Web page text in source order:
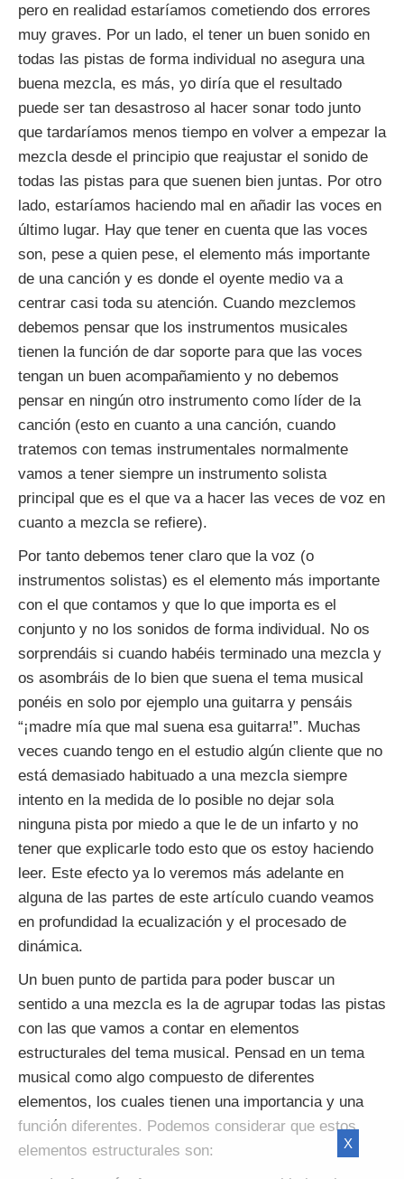
pero en realidad estaríamos cometiendo dos errores
muy graves. Por un lado, el tener un buen sonido en
todas las pistas de forma individual no asegura una
buena mezcla, es más, yo diría que el resultado
puede ser tan desastroso al hacer sonar todo junto
que tardaríamos menos tiempo en volver a empezar la
mezcla desde el principio que reajustar el sonido de
todas las pistas para que suenen bien juntas. Por otro
lado, estaríamos haciendo mal en añadir las voces en
último lugar. Hay que tener en cuenta que las voces
son, pese a quien pese, el elemento más importante
de una canción y es donde el oyente medio va a
centrar casi toda su atención. Cuando mezclemos
debemos pensar que los instrumentos musicales
tienen la función de dar soporte para que las voces
tengan un buen acompañamiento y no debemos
pensar en ningún otro instrumento como líder de la
canción (esto en cuanto a una canción, cuando
tratemos con temas instrumentales normalmente
vamos a tener siempre un instrumento solista
principal que es el que va a hacer las veces de voz en
cuanto a mezcla se refiere).
Por tanto debemos tener claro que la voz (o
instrumentos solistas) es el elemento más importante
con el que contamos y que lo que importa es el
conjunto y no los sonidos de forma individual. No os
sorprendáis si cuando habéis terminado una mezcla y
os asombráis de lo bien que suena el tema musical
ponéis en solo por ejemplo una guitarra y pensáis
“¡madre mía que mal suena esa guitarra!”. Muchas
veces cuando tengo en el estudio algún cliente que no
está demasiado habituado a una mezcla siempre
intento en la medida de lo posible no dejar sola
ninguna pista por miedo a que le de un infarto y no
tener que explicarle todo esto que os estoy haciendo
leer. Este efecto ya lo veremos más adelante en
alguna de las partes de este artículo cuando veamos
en profundidad la ecualización y el procesado de
dinámica.
Un buen punto de partida para poder buscar un
sentido a una mezcla es la de agrupar todas las pistas
con las que vamos a contar en elementos
estructurales del tema musical. Pensad en un tema
musical como algo compuesto de diferentes
elementos, los cuales tienen una importancia y una
función diferentes. Podemos considerar que estos
elementos estructurales son:
X